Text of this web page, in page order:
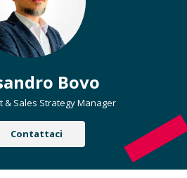
Bovo
& Sales Strategy Manager
Contattaci